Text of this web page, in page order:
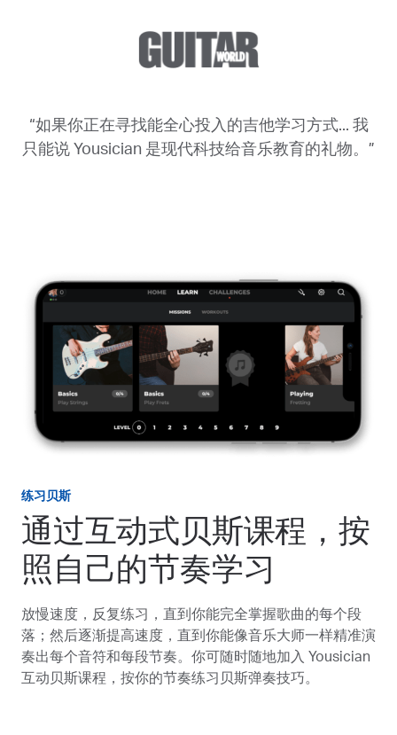
“如果你正在寻找能全心投入的吉他学习方式... 我
只能说 Yousician 是现代科技给音乐教育的礼物。”
练习贝斯
通过互动式贝斯课程，按
照自己的节奏学习
放慢速度，反复练习，直到你能完全掌握歌曲的每个段
落；然后逐渐提高速度，直到你能像音乐大师一样精准演
奏出每个音符和每段节奏。你可随时随地加入 Yousician
互动贝斯课程，按你的节奏练习贝斯弹奏技巧。